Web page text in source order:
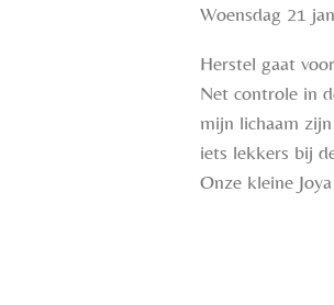
Woensdag 21
Herstel gaat
Net controle in
mijn lichaam
iets lekkers bij
Onze kleine